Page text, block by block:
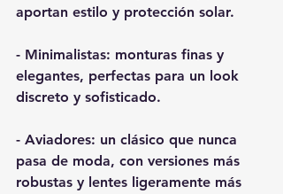
aportan estilo y protección solar.
- Minimalistas: monturas finas y
elegantes, perfectas para un look
discreto y sofisticado.
- Aviadores: un clásico que nunca
pasa de moda, con versiones más
robustas y lentes ligeramente más